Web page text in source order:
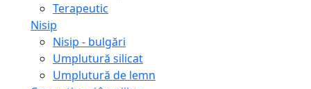
Terapeutic
Nisip
Nisip - bulgări
Umplutură silicat
Umplutură de lemn